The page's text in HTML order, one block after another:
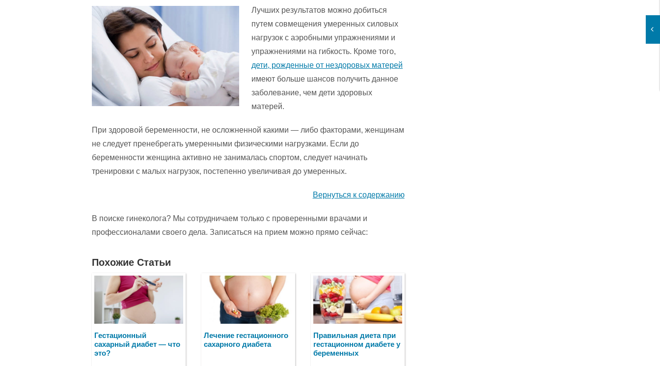
Лучших результатов можно добиться
путем совмещения умеренных силовых
нагрузок с аэробными упражнениями и
упражнениями на гибкость. Кроме того,
дети, рожденные от нездоровых матерей
имеют больше шансов получить данное
заболевание, чем дети здоровых
матерей.
При здоровой беременности, не осложненной какими — либо факторами, женщинам
не следует пренебрегать умеренными физическими нагрузками. Если до
беременности женщина активно не занималась спортом, следует начинать
тренировки с малых нагрузок, постепенно увеличивая до умеренных.
Вернуться к содержанию
В поиске гинеколога? Мы сотрудничаем только с проверенными врачами и
профессионалами своего дела. Записаться на прием можно прямо сейчас:
Похожие Статьи
Гестационный
сахарный диабет — что
это?
Лечение гестационного
сахарного диабета
Правильная диета при
гестационном диабете у
беременных